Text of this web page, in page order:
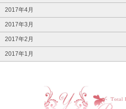
2017年4月
2017年3月
2017年2月
2017年1月